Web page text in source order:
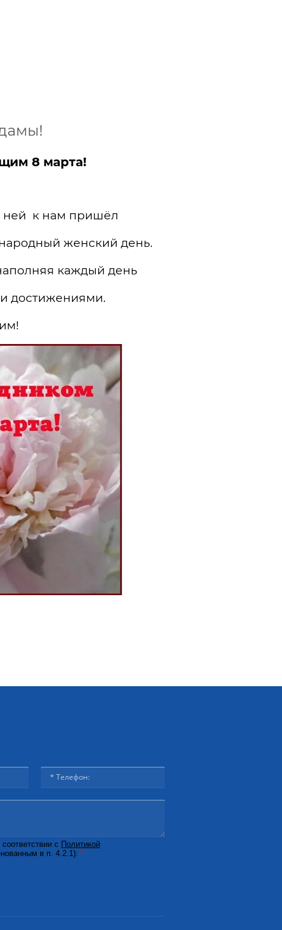
8 марта!
ней к нам пришёл
женский день.
каждый день
достижениями.
соответствии с Политикой
в п. 4.2.1): *